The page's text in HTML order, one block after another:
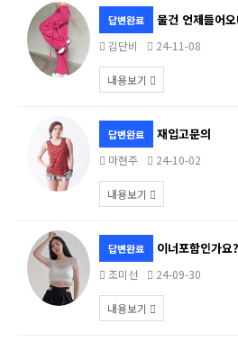
답변완료 물건 언제들어
김단비 24-11-08
내용보기
답변완료 재입고문의
마현주 24-10-02
내용보기
답변완료 이너포함인가요?
조미선 24-09-30
내용보기